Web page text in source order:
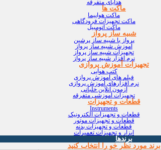
هدایای متفرقه
ماکت ها
ماکت هواپیما
ماکت تجهیزات فرودگاهی
ماکت اتومبیل
شبیه ساز پرواز
پرواز با شبیه ساز پرشین
آموزش شبیه ساز پرواز
تجهیزات شبیه ساز پرواز
نرم افزار شبیه ساز پرواز
تجهیزات آموزش پروازی
کتب هوایی
فیلم های آموزش پروازی
نرم افزارهای آموزش پروازی
آزمون آنلاین خلبانی
تجهیزات آموزشی متفرقه
قطعات و تجهیزات
Instruments
قطعات و تجهیزات الکترونیک
قطعات و تجهیزات موتور
قطعات و تجهیزات بدنه
ابزار و تجهیزات تعمیرات
برندها
برند مورد نظر خو را انتخاب کنید